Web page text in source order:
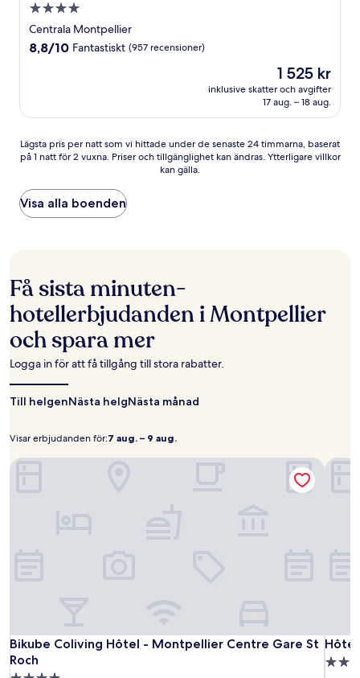
4.0-
stjärnigt
boende
Centrala Montpellier
8.8
8,8/10 Fantastiskt (957 recensioner)
Priset
är
1 525 kr
1 525 kr
inklusive skatter och avgifter
17 aug. – 18 aug.
Lägsta
pris
natt
som
vi
24 timmarna,
baserat
på
1 natt
för
2 vuxna.
och
tillgänglighet
ändras.
Ytterligare
villkor
Lägsta pris per natt som vi hittade under de senaste 24 timmarna, baserat
på 1 natt för 2 vuxna. Priser och tillgänglighet kan ändras. Ytterligare villkor
kan gälla.
Visa alla boenden
Få sista minuten-
hotellerbjudanden i Montpellier
och spara mer
Logga in för att få tillgång till stora rabatter.
Till helgenNästa helgNästa månad
Visar erbjudanden för:
Visar
erbjudanden
7 aug. – 9 aug.
7
aug. –
Bikube
Coliving
Bikube Coliving Hôtel - Montpellier Centre Gare St
Roch
Bikube Coliving Hôtel - Montpellier Centre Gare St Roch
Bikube Coliving Hôtel - Montpellier Centre Gare St Roch
Hôtel
Hôtel
4.0-
Hôtel